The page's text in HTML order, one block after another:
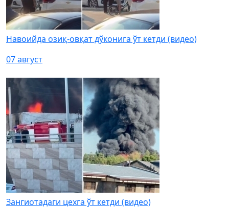
Навоийда озиқ-овқат дўконига ўт кетди (видео)
07 август
Зангиотадаги цехга ўт кетди (видео)